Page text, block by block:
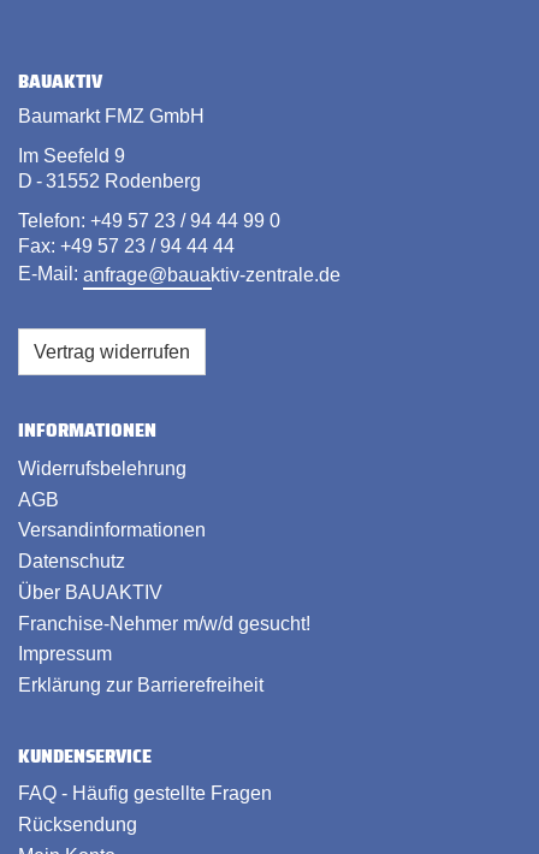
BAUAKTIV
Baumarkt FMZ GmbH
Im Seefeld 9
D - 31552 Rodenberg
Telefon: +49 57 23 / 94 44 99 0
Fax: +49 57 23 / 94 44 44
E-Mail: anfrage@bauaktiv-zentrale.de
Vertrag widerrufen
INFORMATIONEN
Widerrufsbelehrung
AGB
Versandinformationen
Datenschutz
Über BAUAKTIV
Franchise-Nehmer m/w/d gesucht!
Impressum
Erklärung zur Barrierefreiheit
KUNDENSERVICE
FAQ - Häufig gestellte Fragen
Rücksendung